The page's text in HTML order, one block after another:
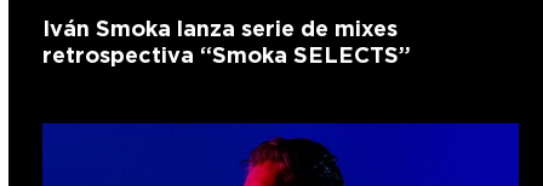
Iván Smoka lanza serie de mixes
retrospectiva “Smoka SELECTS”